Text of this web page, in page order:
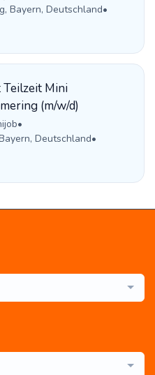
Bayern, Deutschland•
Mini
(m/w/d)
•
Deutschland•